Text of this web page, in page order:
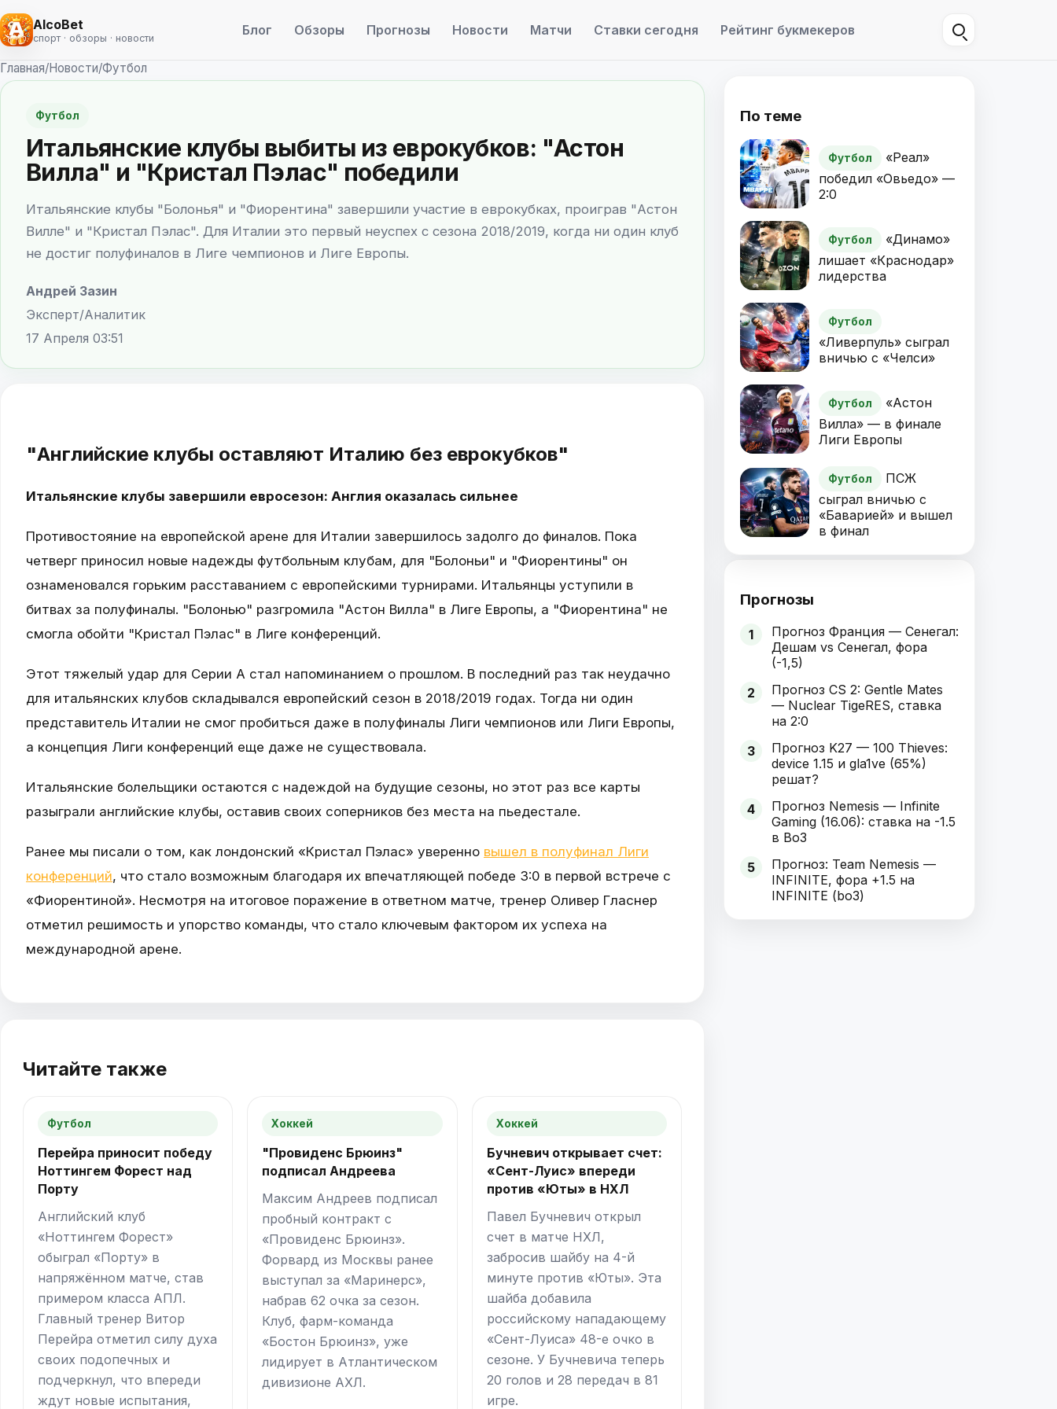
AlcoBet
спорт · обзоры · новости Блог Обзоры Прогнозы Новости Матчи Ставки сегодня Рейтинг букмекеров
Главная/Новости/Футбол
Футбол
Итальянские клубы выбиты из еврокубков: "Астон
Вилла" и "Кристал Пэлас" победили
Итальянские клубы "Болонья" и "Фиорентина" завершили участие в еврокубках, проиграв "Астон
Вилле" и "Кристал Пэлас". Для Италии это первый неуспех с сезона 2018/2019, когда ни один клуб
не достиг полуфиналов в Лиге чемпионов и Лиге Европы.
Андрей Зазин
Эксперт/Аналитик
17 Апреля 03:51
"Английские клубы оставляют Италию без еврокубков"
Итальянские клубы завершили евросезон: Англия оказалась сильнее
Противостояние на европейской арене для Италии завершилось задолго до финалов. Пока
четверг приносил новые надежды футбольным клубам, для "Болоньи" и "Фиорентины" он
ознаменовался горьким расставанием с европейскими турнирами. Итальянцы уступили в
битвах за полуфиналы. "Болонью" разгромила "Астон Вилла" в Лиге Европы, а "Фиорентина" не
смогла обойти "Кристал Пэлас" в Лиге конференций.
Этот тяжелый удар для Серии А стал напоминанием о прошлом. В последний раз так неудачно
для итальянских клубов складывался европейский сезон в 2018/2019 годах. Тогда ни один
представитель Италии не смог пробиться даже в полуфиналы Лиги чемпионов или Лиги Европы,
а концепция Лиги конференций еще даже не существовала.
Итальянские болельщики остаются с надеждой на будущие сезоны, но этот раз все карты
разыграли английские клубы, оставив своих соперников без места на пьедестале.
Ранее мы писали о том, как лондонский «Кристал Пэлас» уверенно вышел в полуфинал Лиги
конференций, что стало возможным благодаря их впечатляющей победе 3:0 в первой встрече с
«Фиорентиной». Несмотря на итоговое поражение в ответном матче, тренер Оливер Гласнер
отметил решимость и упорство команды, что стало ключевым фактором их успеха на
международной арене.
Читайте также
Футбол
Перейра приносит победу
Ноттингем Форест над
Порту
Английский клуб
«Ноттингем Форест»
обыграл «Порту» в
напряжённом матче, став
примером класса АПЛ.
Главный тренер Витор
Перейра отметил силу духа
своих подопечных и
подчеркнул, что впереди
ждут новые испытания,
Хоккей
"Провиденс Брюинз"
подписал Андреева
Максим Андреев подписал
пробный контракт с
«Провиденс Брюинз».
Форвард из Москвы ранее
выступал за «Маринерс»,
набрав 62 очка за сезон.
Клуб, фарм-команда
«Бостон Брюинз», уже
лидирует в Атлантическом
дивизионе АХЛ.
Хоккей
Бучневич открывает счет:
«Сент-Луис» впереди
против «Юты» в НХЛ
Павел Бучневич открыл
счет в матче НХЛ,
забросив шайбу на 4-й
минуте против «Юты». Эта
шайба добавила
российскому нападающему
«Сент-Луиса» 48-е очко в
сезоне. У Бучневича теперь
20 голов и 28 передач в 81
игре.
По теме
Футбол
«Реал»
победил «Овьедо» —
2:0
Футбол
«Динамо»
лишает «Краснодар»
лидерства
Футбол
«Ливерпуль» сыграл
вничью с «Челси»
Футбол
«Астон
Вилла» — в финале
Лиги Европы
Футбол
ПСЖ
сыграл вничью с
«Баварией» и вышел
в финал
Прогнозы
1
Прогноз Франция — Сенегал:
Дешам vs Сенегал, фора
(-1,5)
2
Прогноз CS 2: Gentle Mates
— Nuclear TigeRES, ставка
на 2:0
3
Прогноз K27 — 100 Thieves:
device 1.15 и gla1ve (65%)
решат?
4
Прогноз Nemesis — Infinite
Gaming (16.06): ставка на -1.5
в Bo3
5
Прогноз: Team Nemesis —
INFINITE, фора +1.5 на
INFINITE (bo3)